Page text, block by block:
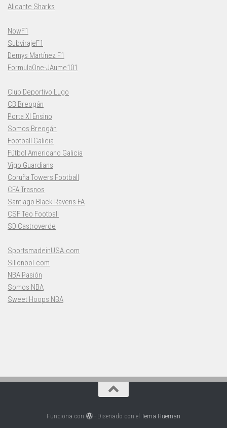
Alicante Sharks
NowF1
SubvirajeF1
Demys Martínez F1
FormulaOne-JAume101
Club Deportivo Lugo
CB Breogán
Porta XI Ensino
Somos Breogán
Football Galicia
Fútbol Americano Galicia
Vigo Guardians
Coruña Towers Football
CFA Trasnos
Santiago Black Ravens FA
CSF Teo Football
SD Castroverde
SportsmadeinUSA.com
Sillonbol.com
NBA Pasión
Somos NBA
Sweet Hoops NBA
Funciona con - Diseñado con el Tema Hueman